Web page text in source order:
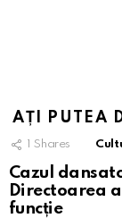
AȚI PUTEA
1 Shares
Cazul
Directoarea
funcție